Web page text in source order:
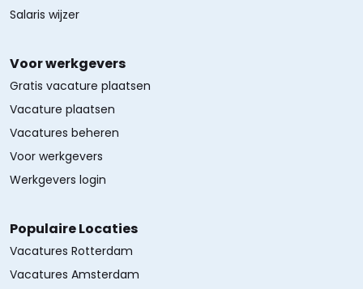
Salaris wijzer
Voor werkgevers
Gratis vacature plaatsen
Vacature plaatsen
Vacatures beheren
Voor werkgevers
Werkgevers login
Populaire Locaties
Vacatures Rotterdam
Vacatures Amsterdam